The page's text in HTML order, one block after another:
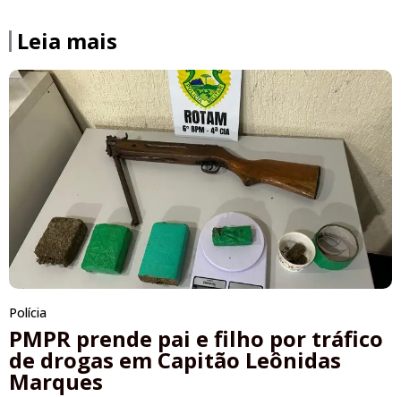
Leia mais
Polícia
PMPR prende pai e filho por tráfico
de drogas em Capitão Leônidas
Marques